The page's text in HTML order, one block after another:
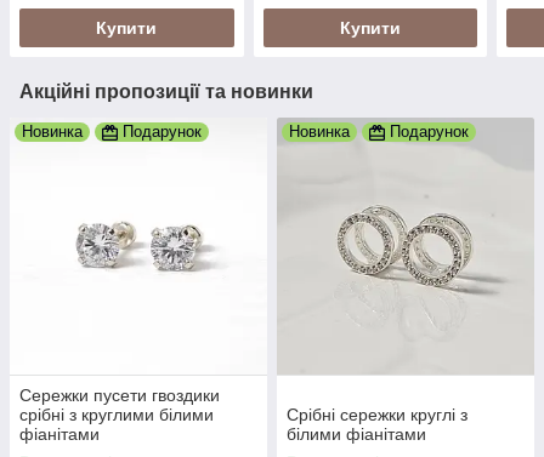
Купити Купити
Акційні пропозиції та новинки
Новинка Подарунок
Сережки пусети гвоздики
срібні з круглими білими
фіанітами
Новинка Подарунок
Срібні сережки круглі з
білими фіанітами